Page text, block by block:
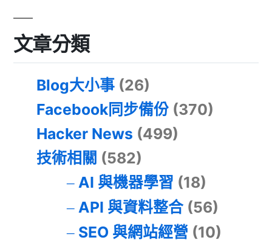
文章分類
Blog大小事 (26)
Facebook同步備份 (370)
Hacker News (499)
技術相關 (582)
AI 與機器學習 (18)
API 與資料整合(56)
SEO 與網站經營 (10)